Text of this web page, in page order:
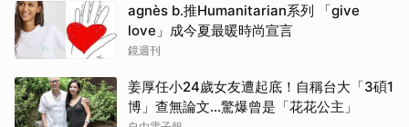
agnès b.推Humanitarian系列 「give
love」成今夏最暖時尚宣言
鏡週刊
姜厚任小24歲女友遭起底！自稱台大「3碩1
博」查無論文…驚爆曾是「花花公主」